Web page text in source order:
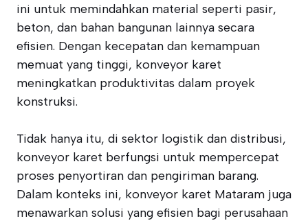
ini untuk memindahkan material seperti pasir,
beton, dan bahan bangunan lainnya secara
efisien. Dengan kecepatan dan kemampuan
memuat yang tinggi, konveyor karet
meningkatkan produktivitas dalam proyek
konstruksi.
Tidak hanya itu, di sektor logistik dan distribusi,
konveyor karet berfungsi untuk mempercepat
proses penyortiran dan pengiriman barang.
Dalam konteks ini, konveyor karet Mataram juga
menawarkan solusi yang efisien bagi perusahaan